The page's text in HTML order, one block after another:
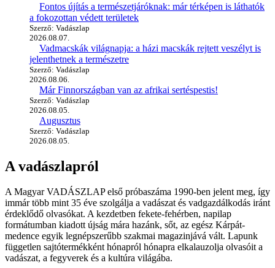
Fontos újítás a természetjáróknak: már térképen is láthatók
a fokozottan védett területek
Szerző: Vadászlap
2026.08.07.
Vadmacskák világnapja: a házi macskák rejtett veszélyt is
jelenthetnek a természetre
Szerző: Vadászlap
2026.08.06.
Már Finnországban van az afrikai sertéspestis!
Szerző: Vadászlap
2026.08.05.
Augusztus
Szerző: Vadászlap
2026.08.05.
A vadászlapról
A Magyar VADÁSZLAP első próbaszáma 1990-ben jelent meg, így
immár több mint 35 éve szolgálja a vadászat és vadgazdálkodás iránt
érdeklődő olvasókat. A kezdetben fekete-fehérben, napilap
formátumban kiadott újság mára hazánk, sőt, az egész Kárpát-
medence egyik legnépszerűbb szakmai magazinjává vált. Lapunk
független sajtótermékként hónapról hónapra elkalauzolja olvasóit a
vadászat, a fegyverek és a kultúra világába.